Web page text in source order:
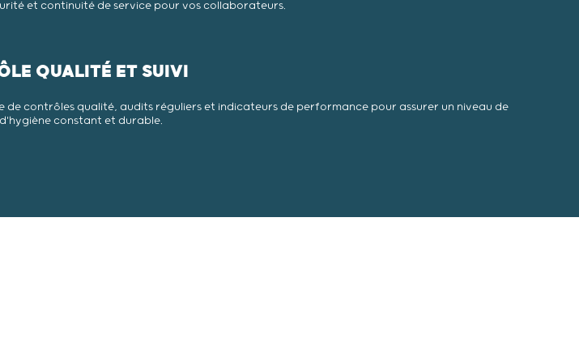
et continuité de service pour vos collaborateurs.
QUALITÉ ET SUIVI
de contrôles qualité, audits réguliers et indicateurs de performance pour assurer un niveau de
constant et durable.